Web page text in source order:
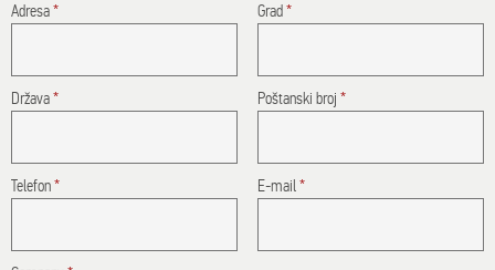
Adresa* Grad*
Država* Poštanski broj *
Telefon* E-mail*